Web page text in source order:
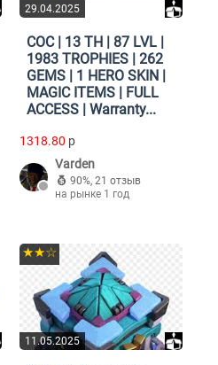
29.04.2025
COC | 13 TH | 87 LVL |
1983 TROPHIES | 262
GEMS | 1 HERO SKIN |
MAGIC ITEMS | FULL
ACCESS | Warranty...
1318.80 p
Varden
90%, 21 отзыв
на рынке 1 год
11.05.2025
★★☆